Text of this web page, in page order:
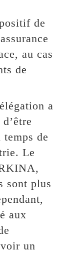
de
au cas
de
a
de
Le
sont plus
aux
un